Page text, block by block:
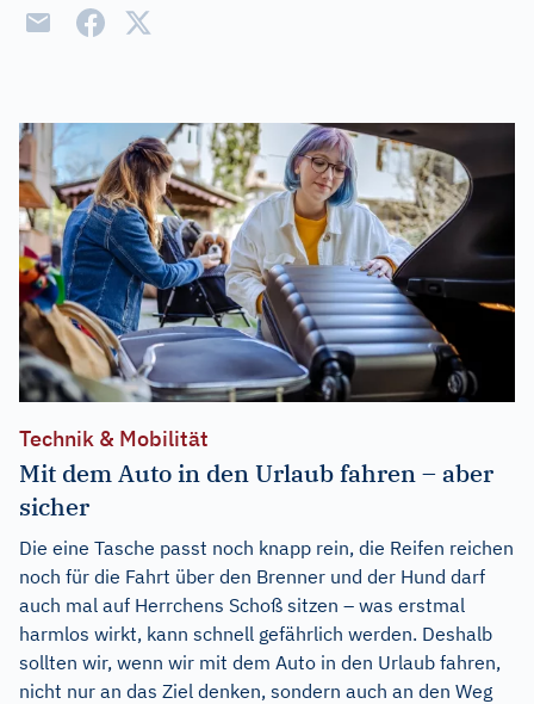
Technik & Mobilität
Mit dem Auto in den Urlaub fahren – aber
sicher
Die eine Tasche passt noch knapp rein, die Reifen reichen
noch für die Fahrt über den Brenner und der Hund darf
auch mal auf Herrchens Schoß sitzen – was erstmal
harmlos wirkt, kann schnell gefährlich werden. Deshalb
sollten wir, wenn wir mit dem Auto in den Urlaub fahren,
nicht nur an das Ziel denken, sondern auch an den Weg